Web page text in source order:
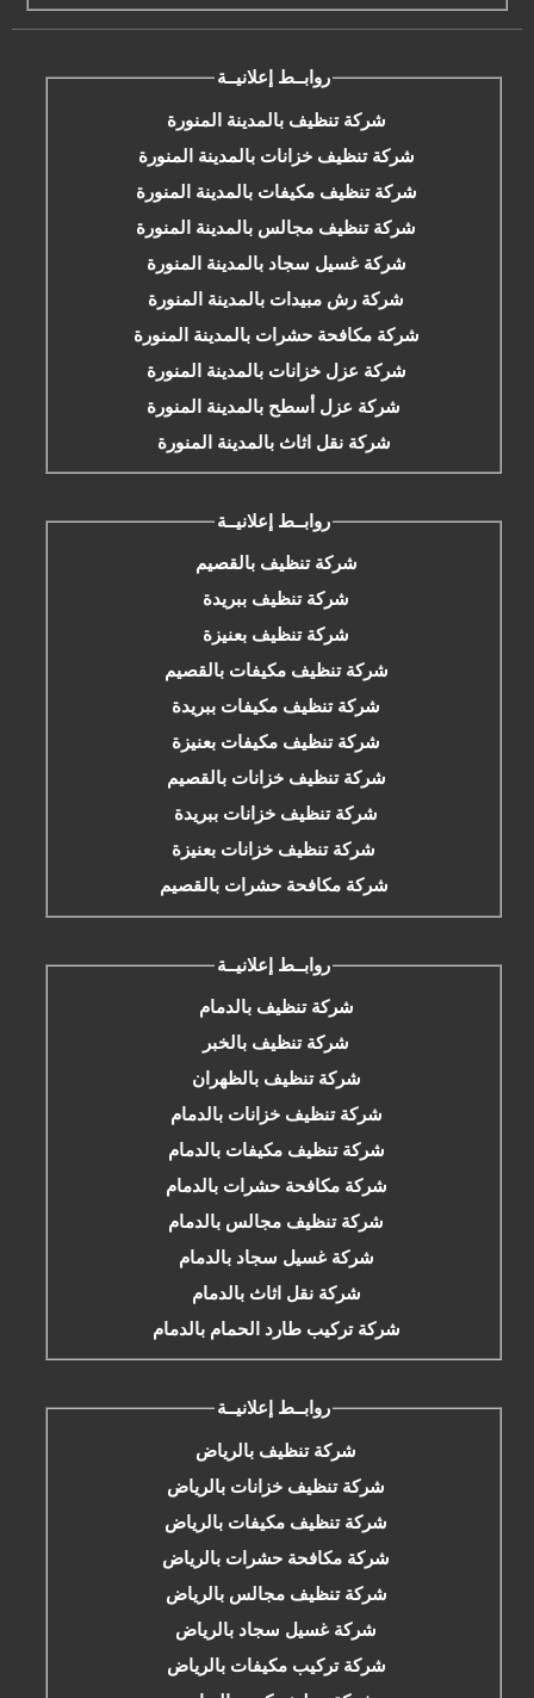
روابــط إعلانيــة
شركة تنظيف بالمدينة المنورة
شركة تنظيف خزانات بالمدينة المنورة
شركة تنظيف مكيفات بالمدينة المنورة
شركة تنظيف مجالس بالمدينة المنورة
شركة غسيل سجاد بالمدينة المنورة
شركة رش مبيدات بالمدينة المنورة
شركة مكافحة حشرات بالمدينة المنورة
شركة عزل خزانات بالمدينة المنورة
شركة عزل أسطح بالمدينة المنورة
شركة نقل اثاث بالمدينة المنورة
روابــط إعلانيــة
شركة تنظيف بالقصيم
شركة تنظيف ببريدة
شركة تنظيف بعنيزة
شركة تنظيف مكيفات بالقصيم
شركة تنظيف مكيفات ببريدة
شركة تنظيف مكيفات بعنيزة
شركة تنظيف خزانات بالقصيم
شركة تنظيف خزانات ببريدة
شركة تنظيف خزانات بعنيزة
شركة مكافحة حشرات بالقصيم
روابــط إعلانيــة
شركة تنظيف بالدمام
شركة تنظيف بالخبر
شركة تنظيف بالظهران
شركة تنظيف خزانات بالدمام
شركة تنظيف مكيفات بالدمام
شركة مكافحة حشرات بالدمام
شركة تنظيف مجالس بالدمام
شركة غسيل سجاد بالدمام
شركة نقل اثاث بالدمام
شركة تركيب طارد الحمام بالدمام
روابــط إعلانيــة
شركة تنظيف بالرياض
شركة تنظيف خزانات بالرياض
شركة تنظيف مكيفات بالرياض
شركة مكافحة حشرات بالرياض
شركة تنظيف مجالس بالرياض
شركة غسيل سجاد بالرياض
شركة تركيب مكيفات بالرياض